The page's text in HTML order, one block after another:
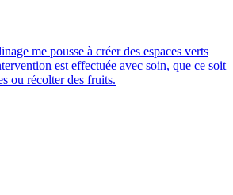
me pousse à créer des espaces verts
est effectuée avec soin, que ce soit
ou récolter des fruits.